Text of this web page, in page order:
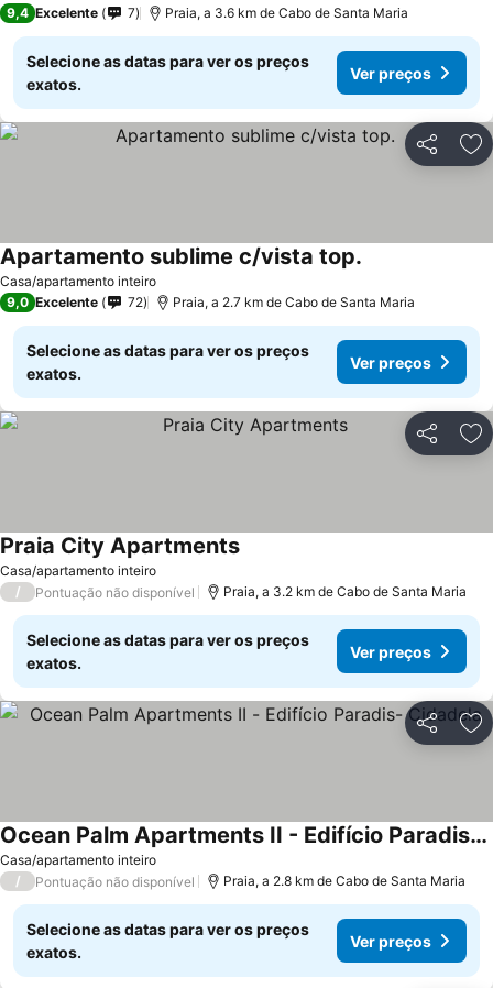
9,4 Excelente 7 Praia, a 3.6 km de Cabo de Santa Maria
Selecione as datas para ver os preços
exatos.
Ver preços
Partilhar
Casa/apartamento inteiro
Apartamento sublime c/vista top.
9,0 Excelente 72 Praia, a 2.7 km de Cabo de Santa Maria
Selecione as datas para ver os preços
exatos.
Ver preços
Partilhar
Casa/apartamento inteiro
Praia City Apartments
/ Pontuação não disponível Praia, a 3.2 km de Cabo de Santa Maria
Selecione as datas para ver os preços
exatos.
Ver preços
Partilhar
Casa/apartamento inteiro
Ocean Palm Apartments II - Edifício Paradis- Cidadela
/ Pontuação não disponível Praia, a 2.8 km de Cabo de Santa Maria
Selecione as datas para ver os preços
exatos.
Ver preços